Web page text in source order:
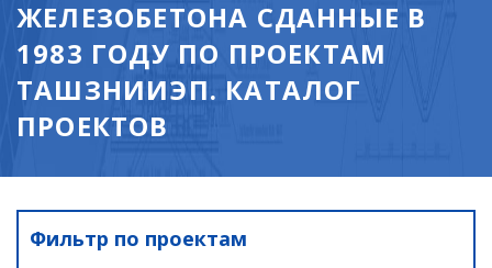
ЖЕЛЕЗОБЕТОНА СДАННЫЕ В
1983 ГОДУ ПО ПРОЕКТАМ
ТАШЗНИИЭП. КАТАЛОГ
ПРОЕКТОВ
Фильтр по проектам